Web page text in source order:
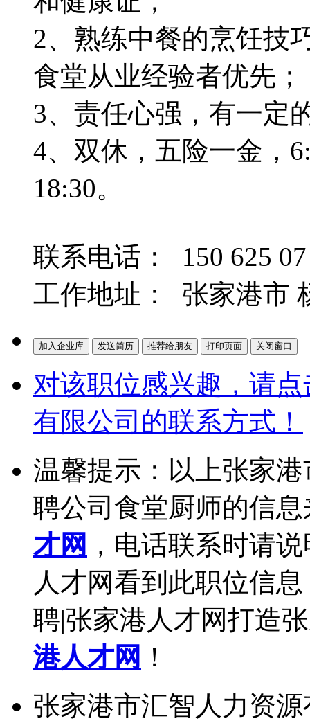
2、熟练中餐的烹饪技
食堂从业经验者优先；
3、责任心强，有一定
4、双休，五险一金，
18:30。
联系电话： 150 625
工作地址： 张家港市
对该职位感兴趣，请
有限公司的联系方式！
温馨提示：以上张家
聘公司食堂厨师的信息
才网 ，电话联系时请
人才网看到此职位信
聘|张家港人才网打造
港人才网 ！
张家港市汇智人力资